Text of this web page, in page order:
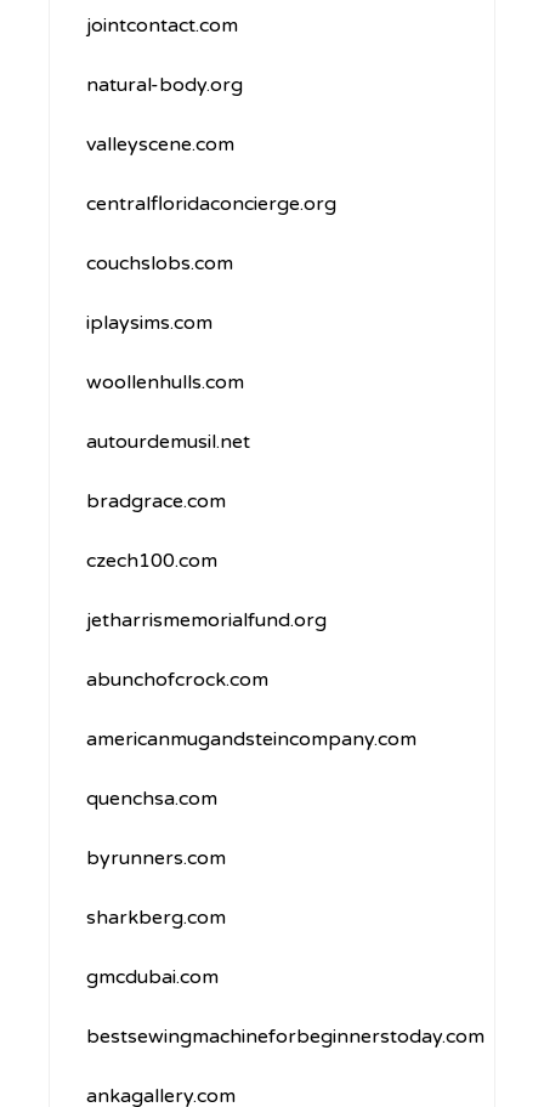
jointcontact.com
natural-body.org
valleyscene.com
centralfloridaconcierge.org
couchslobs.com
iplaysims.com
woollenhulls.com
autourdemusil.net
bradgrace.com
czech100.com
jetharrismemorialfund.org
abunchofcrock.com
americanmugandsteincompany.com
quenchsa.com
byrunners.com
sharkberg.com
gmcdubai.com
bestsewingmachineforbeginnerstoday.com
ankagallery.com